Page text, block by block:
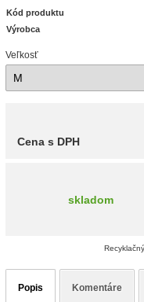
Kód produktu
Výrobca
Veľkosť
Cena s DPH
skladom
Popis Komentáre